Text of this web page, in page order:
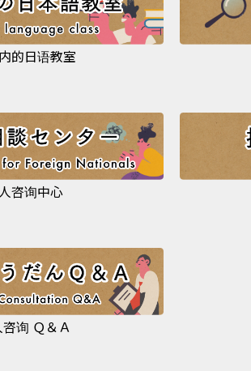
的日语教室
咨询中心
询 Ｑ＆Ａ